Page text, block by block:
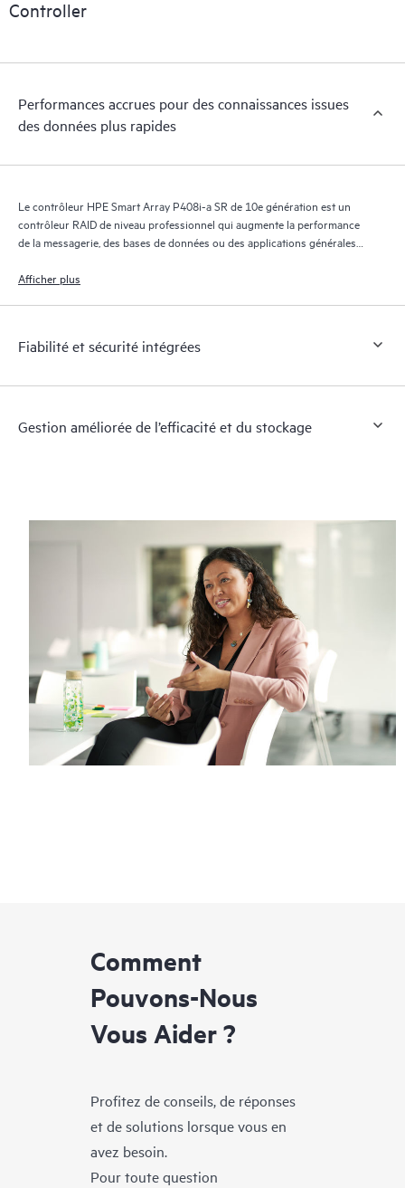
Controller
Performances accrues pour des connaissances issues
des données plus rapides
Le contrôleur HPE Smart Array P408i-a SR de 10e génération est un
contrôleur RAID de niveau professionnel qui augmente la performance
de la messagerie, des bases de données ou des applications générales
HPE ProLiant de 10e génération lorsqu'ils sont connectés à des
Afficher plus
Fiabilité et sécurité intégrées
Gestion améliorée de l’efficacité et du stockage
Comment
Pouvons-Nous
Vous Aider ?
Profitez de conseils, de réponses
et de solutions lorsque vous en
avez besoin.
Pour toute question